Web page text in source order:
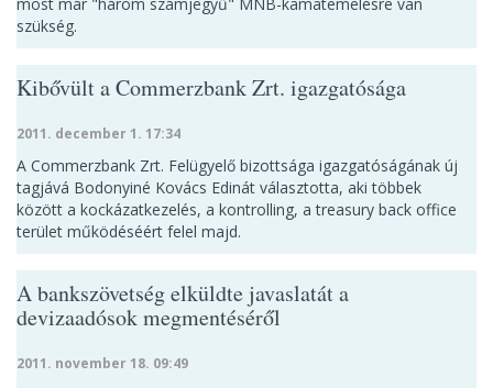
szükség.
Kibővült a Commerzbank Zrt. igazgatósága
2011. december 1. 17:34
A Commerzbank Zrt. Felügyelő bizottsága igazgatóságának új
tagjává Bodonyiné Kovács Edinát választotta, aki többek
között a kockázatkezelés, a kontrolling, a treasury back office
terület működéséért felel majd.
A bankszövetség elküldte javaslatát a
devizaadósok megmentéséről
2011. november 18. 09:49